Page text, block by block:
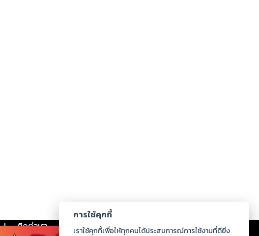
| ติดต่อเรา ร่วมงานกับเรา ดาวน์โหลด
การใช้คุกกี้
เราใช้คุกกี้เพื่อให้ทุกคนได้ประสบการณ์การใช้งานที่ดียิ่ง